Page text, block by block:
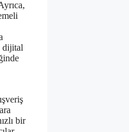
dijital
bir